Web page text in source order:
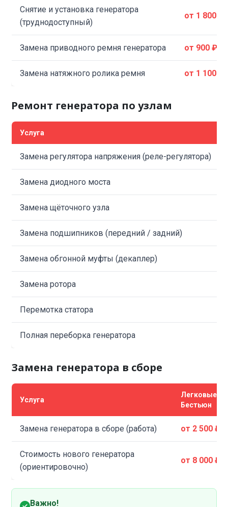
Снятие и установка генератора
(труднодоступный)
от 1 800 ₽
Замена приводного ремня генератора от 900 ₽
Замена натяжного ролика ремня от 1 100 ₽
Ремонт генератора по узлам
Услуга
Замена регулятора напряжения (реле-регулятора)
Замена диодного моста
Замена щёточного узла
Замена подшипников (передний / задний)
Замена обгонной муфты (декаплер)
Замена ротора
Перемотка статора
Полная переборка генератора
Замена генератора в сборе
Услуга
Легковые
Бестьюн
Замена генератора в сборе (работа) от 2 500 ₽
Стоимость нового генератора
(ориентировочно)
от 8 000 ₽
Важно!